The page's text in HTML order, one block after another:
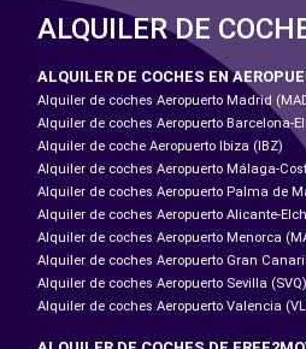
ALQUILER DE
ALQUILER DE COCHES EN
Alquiler de coches Aeropuerto Madrid
Alquiler de coches Aeropuerto Barcelona-
Alquiler de coche Aeropuerto Ibiza (IBZ)
Alquiler de coches Aeropuerto Málaga-
Alquiler de coches Aeropuerto Palma de
Alquiler de coches Aeropuerto Alicante-
Alquiler de coches Aeropuerto Menorca
Alquiler de coches Aeropuerto Gran
Alquiler de coches Aeropuerto Sevilla (SVQ)
Alquiler de coches Aeropuerto Valencia